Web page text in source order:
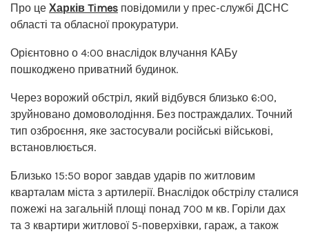
Про це Харків Times повідомили у прес-службі ДСНС
області та обласної прокуратури.
Орієнтовно о 4:00 внаслідок влучання КАБу
пошкоджено приватний будинок.
Через ворожий обстріл, який відбувся близько 6:00,
зруйновано домоволодіння. Без постраждалих. Точний
тип озброєння, яке застосували російські військові,
встановлюється.
Близько 15:50 ворог завдав ударів по житловим
кварталам міста з артилерії. Внаслідок обстрілу сталися
пожежі на загальній площі понад 700 м кв. Горіли дах
та 3 квартири житлової 5-поверхівки, гараж, а також